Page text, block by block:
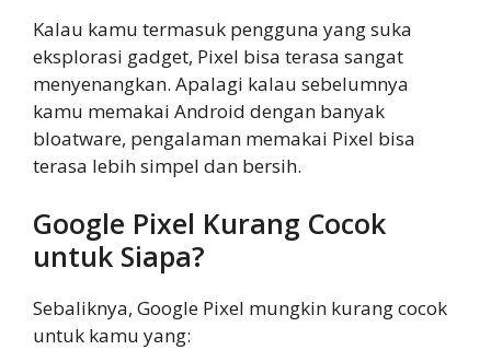
Kalau kamu termasuk pengguna yang suka
eksplorasi gadget, Pixel bisa terasa sangat
menyenangkan. Apalagi kalau sebelumnya
kamu memakai Android dengan banyak
bloatware, pengalaman memakai Pixel bisa
terasa lebih simpel dan bersih.
Google Pixel Kurang Cocok
untuk Siapa?
Sebaliknya, Google Pixel mungkin kurang cocok
untuk kamu yang: